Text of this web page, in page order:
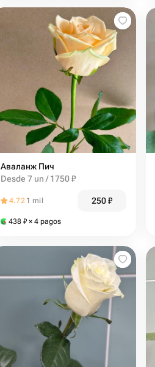
Аваланж Пич
Desde 7 un / 1750 ₽
4.72 1 mil 250₽
438 ₽ × 4 pagos